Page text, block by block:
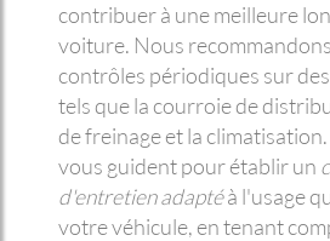
contribuer à une meilleure
voiture. Nous
contrôles périodiques sur
tels que la courroie de
de freinage et la
vous guident pour établir un
d'entretien adaptéà l'usage
votre véhicule, en tenant